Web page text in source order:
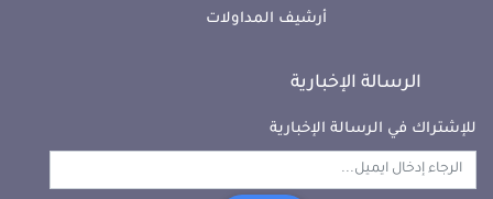
أرشيف المداولات
الرسالة الإخبارية
للإشتراك في الرسالة الإخبارية